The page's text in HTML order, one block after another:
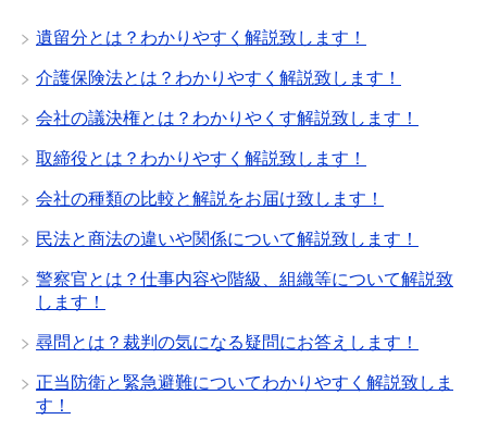
遺留分とは？わかりやすく解説致します！
介護保険法とは？わかりやすく解説致します！
会社の議決権とは？わかりやくす解説致します！
取締役とは？わかりやすく解説致します！
会社の種類の比較と解説をお届け致します！
民法と商法の違いや関係について解説致します！
警察官とは？仕事内容や階級、組織等について解説致
します！
尋問とは？裁判の気になる疑問にお答えします！
正当防衛と緊急避難についてわかりやすく解説致しま
す！